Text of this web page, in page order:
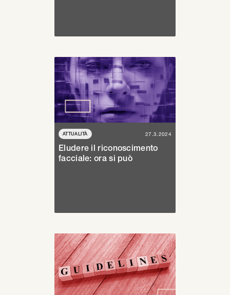
ATTUALITÀ 27.3.2024
Eludere il riconoscimento
facciale: ora si può